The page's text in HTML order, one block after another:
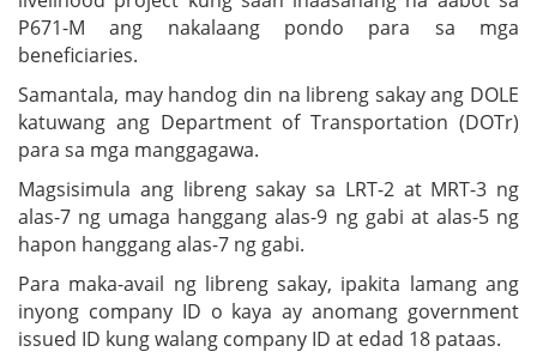
P671-M ang nakalaang pondo para sa mga
beneficiaries.
Samantala, may handog din na libreng sakay ang DOLE
katuwang ang Department of Transportation (DOTr)
para sa mga manggagawa.
Magsisimula ang libreng sakay sa LRT-2 at MRT-3 ng
alas-7 ng umaga hanggang alas-9 ng gabi at alas-5 ng
hapon hanggang alas-7 ng gabi.
Para maka-avail ng libreng sakay, ipakita lamang ang
inyong company ID o kaya ay anomang government
issued ID kung walang company ID at edad 18 pataas.